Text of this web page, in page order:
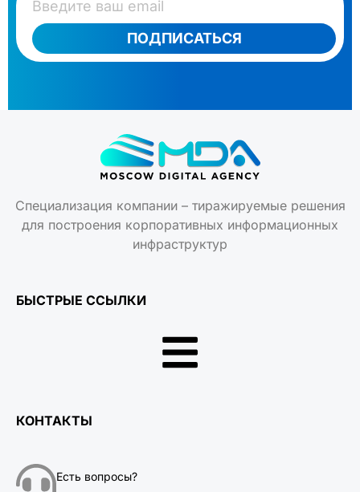
ПОДПИСАТЬСЯ
Специализация компании – тиражируемые решения
для построения корпоративных информационных
инфраструктур
БЫСТРЫЕ ССЫЛКИ
КОНТАКТЫ
Есть вопросы?